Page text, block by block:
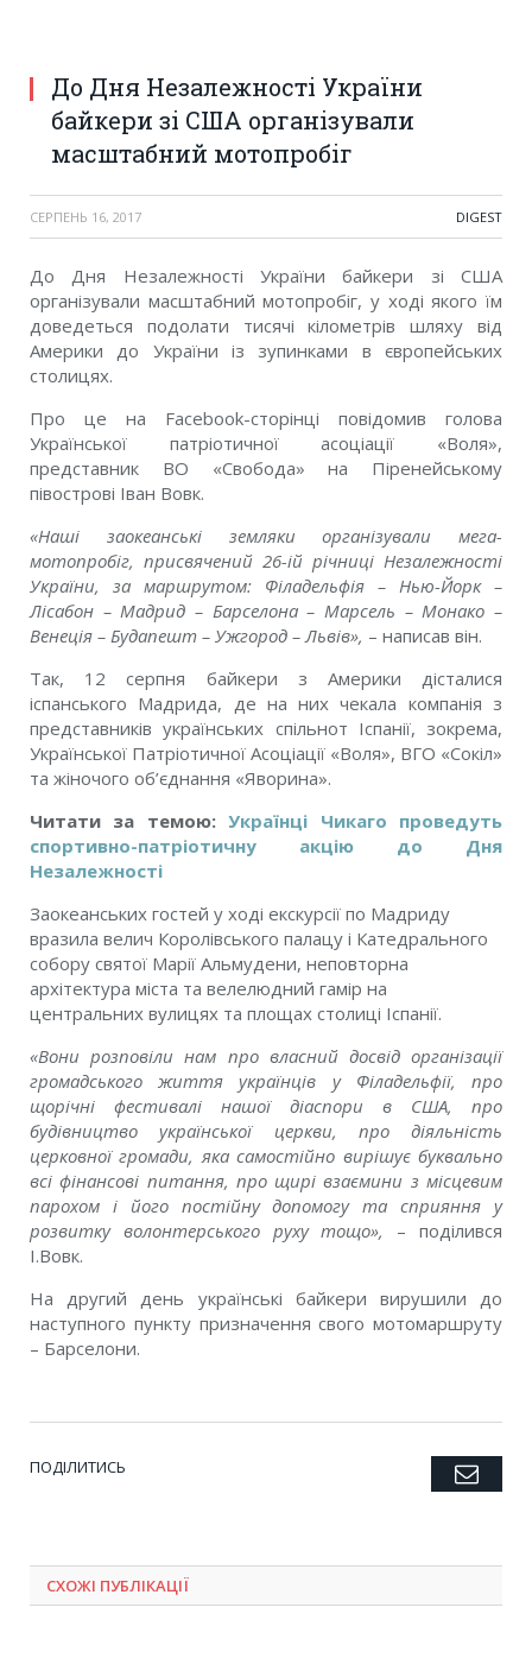
До Дня Незалежності України
байкери зі США організували
масштабний мотопробіг
СЕРПЕНЬ 16, 2017 DIGEST
До Дня Незалежності України байкери зі США
організували масштабний мотопробіг, у ході якого їм
доведеться подолати тисячі кілометрів шляху від
Америки до України із зупинками в європейських
столицях.
Про це на Facebook-сторінці повідомив голова
Української патріотичної асоціації «Воля»,
представник ВО «Свобода» на Піренейському
півострові Іван Вовк.
«Наші заокеанські земляки організували мега-
мотопробіг, присвячений 26-ій річниці Незалежності
України, за маршрутом: Філадельфія – Нью-Йорк –
Лісабон – Мадрид – Барселона – Марсель – Монако –
Венеція – Будапешт – Ужгород – Львів», – написав він.
Так, 12 серпня байкери з Америки дісталися
іспанського Мадрида, де на них чекала компанія з
представників українських спільнот Іспанії, зокрема,
Української Патріотичної Асоціації «Воля», ВГО «Сокіл»
та жіночого об’єднання «Яворина».
Читати за темою:Українці Чикаго проведуть
спортивно-патріотичну акцію до Дня
Незалежності
Заокеанських гостей у ході екскурсії по Мадриду
вразила велич Королівського палацу і Катедрального
собору святої Марії Альмудени, неповторна
архітектура міста та велелюдний гамір на
центральних вулицях та площах столиці Іспанії.
«Вони розповіли нам про власний досвід організації
громадського життя українців у Філадельфії, про
щорічні фестивалі нашої діаспори в США, про
будівництво української церкви, про діяльність
церковної громади, яка самостійно вирішує буквально
всі фінансові питання, про щирі взаємини з місцевим
парохом і його постійну допомогу та сприяння у
розвитку волонтерського руху тощо»,
– поділився
І.Вовк.
На другий день українські байкери вирушили до
наступного пункту призначення свого мотомаршруту
– Барселони.
ПОДІЛИТИСЬ Twitter
Facebook
Google+
Pinterest
LinkedIn
Tumblr
СХОЖІ ПУБЛІКАЦІЇ